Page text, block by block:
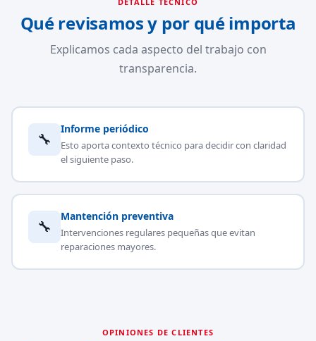
Qué revisamos y por qué importa
Explicamos cada aspecto del trabajo con
transparencia.
🔧
Informe periódico
Esto aporta contexto técnico para decidir con claridad
el siguiente paso.
🔧
Mantención preventiva
Intervenciones regulares pequeñas que evitan
reparaciones mayores.
OPINIONES DE CLIENTES